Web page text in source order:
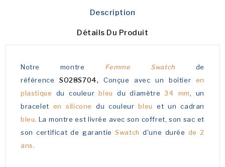
Description
Détails Du Produit
Notre montre Femme Swatch de
référence SO28S704, Conçue avec un boîtier en
plastique du couleurbleudu diamètre34 mm, un
bracelet en silicone du couleurbleu et un cadran
bleu. La montre est livrée avec son coffret, son sac et
son certificat de garantieSwatchd'une durée de 2
ans.